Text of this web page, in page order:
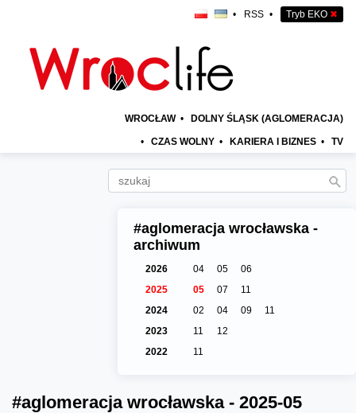
• RSS • Tryb EKO ✖
WROCŁAW • DOLNY ŚLĄSK (AGLOMERACJA)
• CZAS WOLNY • KARIERA I BIZNES • TV
#aglomeracja wrocławska -
archiwum
2026 04 05
06
2025
05 07
11
2024
02 04 09
11
2023
11
12
2022
11
#aglomeracja wrocławska - 2025-05